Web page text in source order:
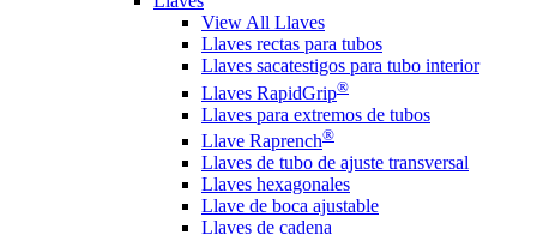
View All Llaves
Llaves rectas para tubos
Llaves sacatestigos para tubo interior
Llaves RapidGrip®
Llaves para extremos de tubos
Llave Raprench®
Llaves de tubo de ajuste transversal
Llaves hexagonales
Llave de boca ajustable
Llaves de cadena